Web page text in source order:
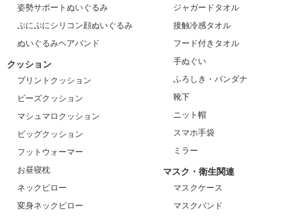
姿勢サポートぬいぐるみ
ぷにぷにシリコン顔ぬいぐるみ
ぬいぐるみヘアバンド
クッション
プリントクッション
ビーズクッション
マシュマロクッション
ビッグクッション
フットウォーマー
お昼寝枕
ネックピロー
変身ネックピロー
ジャガードタオル
接触冷感タオル
フード付きタオル
手ぬぐい
ふろしき・バンダナ
靴下
ニット帽
スマホ手袋
ミラー
マスク・衛生関連
マスクケース
マスクバンド